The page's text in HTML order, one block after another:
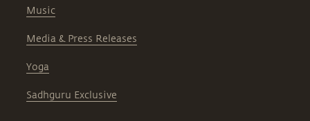
Music
Media & Press Releases
Yoga
Sadhguru Exclusive